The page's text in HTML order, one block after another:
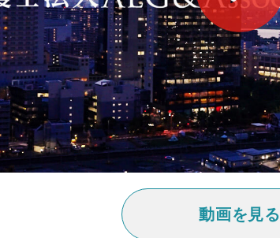
動画を見る